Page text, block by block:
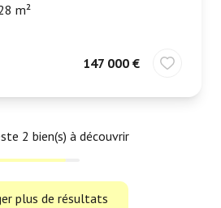
m²
147 000 €
2 bien(s) à découvrir
plus de résultats